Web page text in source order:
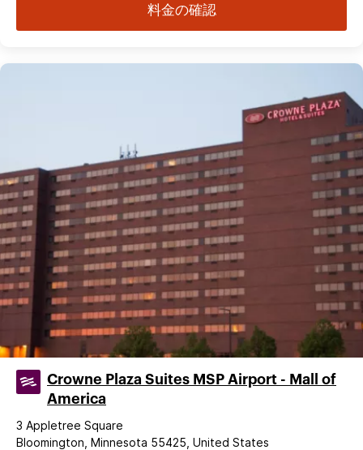
料金の確認
Crowne Plaza Suites MSP Airport - Mall of
America
3 Appletree Square
Bloomington, Minnesota 55425, United States